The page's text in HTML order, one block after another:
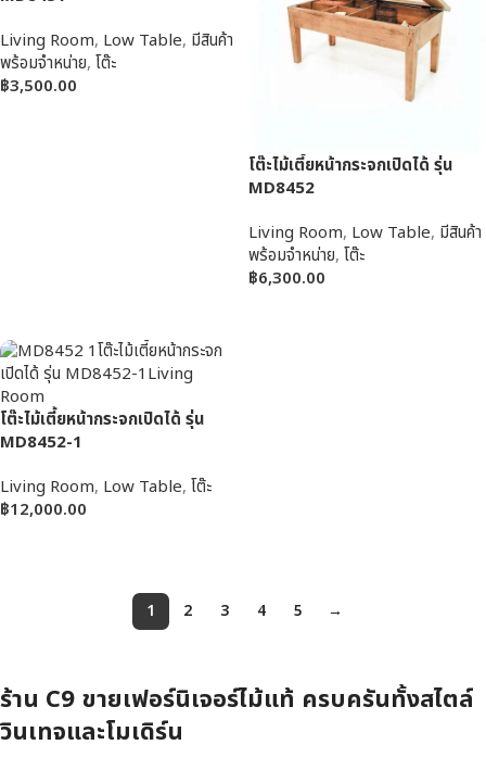
Living Room, Low Table, มีสินค้า
พร้อมจำหน่าย, โต๊ะ
฿3,500.00
โต๊ะไม้เตี้ยหน้ากระจกเปิดได้ รุ่น
MD8452
Living Room, Low Table, มีสินค้า
พร้อมจำหน่าย, โต๊ะ
฿6,300.00
โต๊ะไม้เตี้ยหน้ากระจกเปิดได้ รุ่น
MD8452-1
Living Room, Low Table, โต๊ะ
฿12,000.00
1 2 3 4 5 →
ร้าน C9 ขายเฟอร์นิเจอร์ไม้แท้ ครบครันทั้งสไตล์
วินเทจและโมเดิร์น